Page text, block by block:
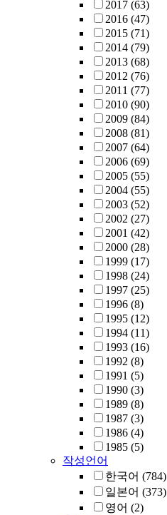
2017 (63)
2016 (47)
2015 (71)
2014 (79)
2013 (68)
2012 (76)
2011 (77)
2010 (90)
2009 (84)
2008 (81)
2007 (64)
2006 (69)
2005 (55)
2004 (55)
2003 (52)
2002 (27)
2001 (42)
2000 (28)
1999 (17)
1998 (24)
1997 (25)
1996 (8)
1995 (12)
1994 (11)
1993 (16)
1992 (8)
1991 (5)
1990 (3)
1989 (8)
1987 (3)
1986 (4)
1985 (5)
작성언어
한국어 (784)
일본어 (373)
영어 (2)